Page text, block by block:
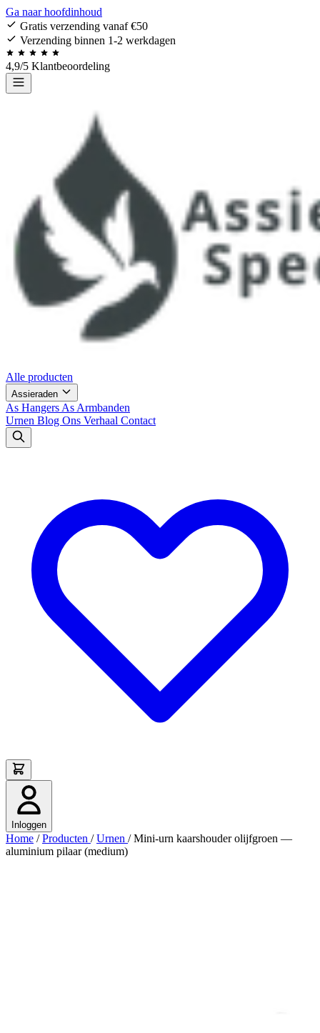
Ga naar hoofdinhoud
Gratis verzending vanaf €50
Verzending binnen 1-2 werkdagen
4,9/5 Klantbeoordeling
Alle producten
Assieraden
As Hangers As Armbanden
Urnen Blog Ons Verhaal Contact
Inloggen
Home / Producten / Urnen / Mini-urn kaarshouder olijfgroen —
aluminium pilaar (medium)